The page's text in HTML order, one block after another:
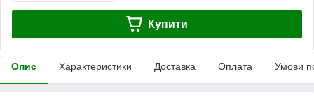
Купити
Опис Характеристики Доставка Оплата Умови